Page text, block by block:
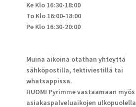
Ke Klo 16:30-18:00
To Klo 16:00-18:00
Pe Klo 16:30-20:00
Muina aikoina otathan yhteyttä
sähköpostilla, tektiviestillä tai
whatsappissa.
HUOM! Pyrimme vastaamaan myös
asiakaspalveluaikojen ulkopuolella